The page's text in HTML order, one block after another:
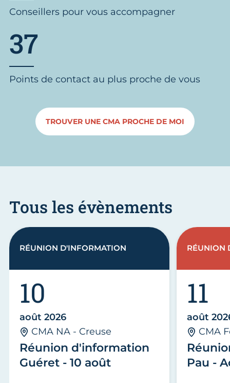
Conseillers pour vous accompagner
37
Points de contact au plus proche de vous
TROUVER UNE CMA PROCHE DE MOI
Tous les évènements
Réunion d'information
Guéret - 10 août
10
août 2026
CMA NA - Creuse
RÉUNION D'INFORMATION
Pau -
11
août
CMA
RÉUNION